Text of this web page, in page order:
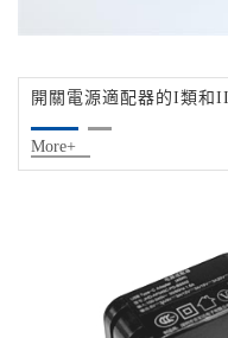
開關電源適配器的I類和
More+